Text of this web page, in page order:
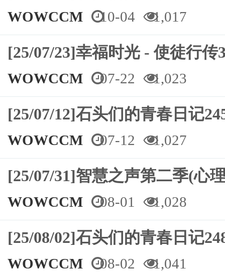
WOWCCM 10-04 1,017
[25/07/23]幸福时光 - 使徒行
WOWCCM 07-22 1,023
[25/07/12]石头们的青春日记
WOWCCM 07-12 1,027
[25/07/31]智慧之声第二季(心
WOWCCM 08-01 1,028
[25/08/02]石头们的青春日记
WOWCCM 08-02 1,041